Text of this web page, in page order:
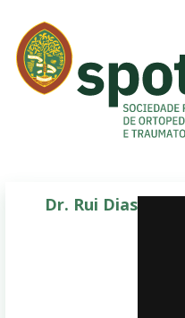
Dr. Rui Dias